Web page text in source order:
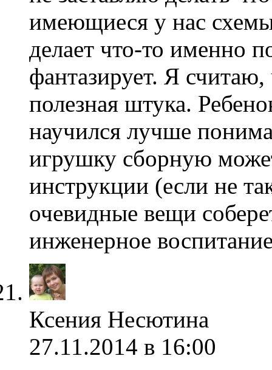
имеющиеся у нас
делает что-то именно
фантазирует. Я
полезная штука.
научился лучше
игрушку сборную
инструкции (если не
очевидные вещи
инженерное
Ксения Несютина
27.11.2014 в 16:00